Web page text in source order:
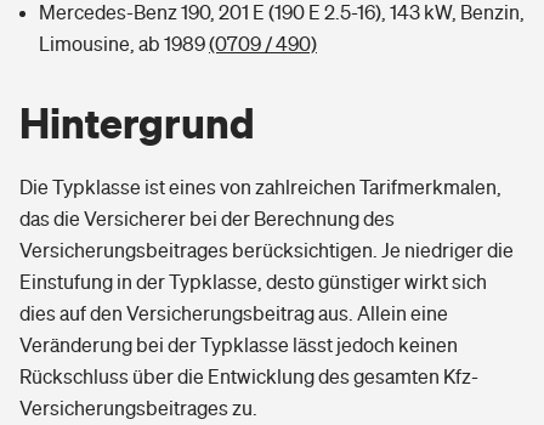
Mercedes-Benz 190, 201 E (190 E 2.5-16), 143 kW, Benzin,
Limousine, ab 1989(0709 / 490)
Hintergrund
Die Typklasse ist eines von zahlreichen Tarifmerkmalen,
das die Versicherer bei der Berechnung des
Versicherungsbeitrages berücksichtigen. Je niedriger die
Einstufung in der Typklasse, desto günstiger wirkt sich
dies auf den Versicherungsbeitrag aus. Allein eine
Veränderung bei der Typklasse lässt jedoch keinen
Rückschluss über die Entwicklung des gesamten Kfz-
Versicherungsbeitrages zu.